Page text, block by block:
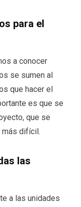
para el
a conocer
se sumen al
que hacer el
es que se
que se
más difícil.
las
a las unidades